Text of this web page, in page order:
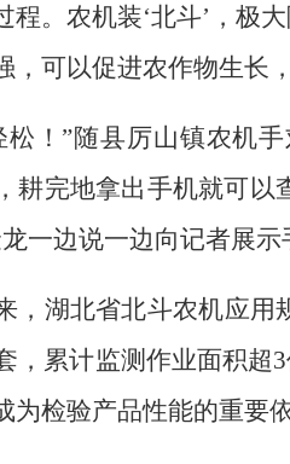
程。农机装‘北斗’，极
，可以促进农作物生长
松！”随县厉山镇农机
耕完地拿出手机就可以
一边说一边向记者展示
，湖北省北斗农机应用
，累计监测作业面积
检验产品性能的重要依